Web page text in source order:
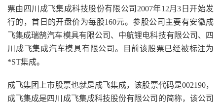
票由四川成飞集成科技股份有限公司2007年12月3日开始发
行的，首日的开盘价为每股160元。参股公司主要有安徽成
飞集成瑞鹄汽车模具有限公司、中航锂电科技有限公司、四
川成飞集成汽车模具有限公司。目前该股票已经被标注为
*ST集成。
成飞集团上市股票也就是成飞集成，该股票代码是002190，
成飞集成是四川成飞集成科技股份有限公司的简称，该公司